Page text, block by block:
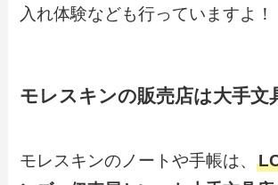
入れ体験なども行っていますよ！
モレスキンの販売店は大手文
モレスキンのノートや手帳は、